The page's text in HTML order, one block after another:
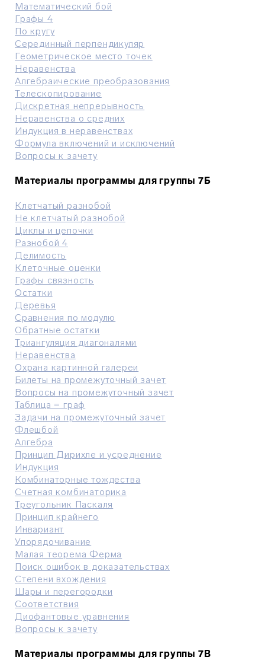
Математический бой
Графы 4
По кругу
Серединный перпендикуляр
Геометрическое место точек
Неравенства
Алгебраические преобразования
Телескопирование
Дискретная непрерывность
Неравенства о средних
Индукция в неравенствах
Формула включений и исключений
Вопросы к зачету
Материалы программы для группы 7Б
Клетчатый разнобой
Не клетчатый разнобой
Циклы и цепочки
Разнобой 4
Делимость
Клеточные оценки
Графы связность
Остатки
Деревья
Сравнения по модулю
Обратные остатки
Триангуляция диагоналями
Неравенства
Охрана картинной галереи
Билеты на промежуточный зачет
Вопросы на промежуточный зачет
Таблица = граф
Задачи на промежуточный зачет
Флешбой
Алгебра
Принцип Дирихле и усреднение
Индукция
Комбинаторные тождества
Счетная комбинаторика
Треугольник Паскаля
Принцип крайнего
Инвариант
Упорядочивание
Малая теорема Ферма
Поиск ошибок в доказательствах
Степени вхождения
Шары и перегородки
Соответствия
Диофантовые уравнения
Вопросы к зачету
Материалы программы для группы 7В